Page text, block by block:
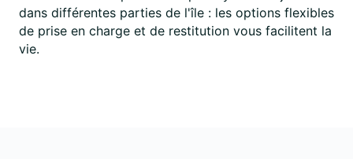
dans différentes parties de l'île : les options flexibles
de prise en charge et de restitution vous facilitent la
vie.